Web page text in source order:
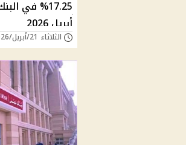
أبريل 2026
الثلاثاء 21/أبريل/2026 - 06:54 م